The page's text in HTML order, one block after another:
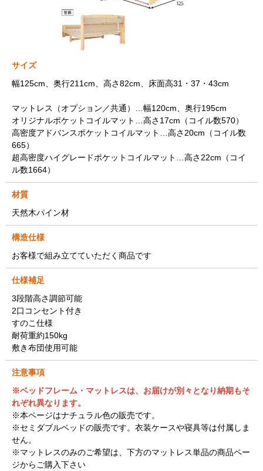
サイズ
幅125cm、奥行211cm、高さ82cm、床面高31・37・43cm
マットレス（オプション／共通）…幅120cm、奥行195cm
オリジナルポケットコイルマット…高さ17cm（コイル数570）
高密度アドバンスポケットコイルマット…高さ20cm（コイル数
665）
超高密度ハイグレードポケットコイルマット…高さ22cm（コイ
ル数1664）
材質
天然木パイン材
構造仕様
お客様で組み立てていただく商品です
仕様補足
3段階高さ調節可能
2口コンセント付き
すのこ仕様
耐荷重約150kg
敷き布団使用可能
注意事項
※ベッドフレーム・マットレスは、お届けが別々となり納期もそ
れぞれ異なります。
※本ページはナチュラル色の販売です。
※セミダブルベッドの販売です。衣装ケースや寝具等は付属しま
せん。
※マットレスのみのご希望は、下方のマットレス単品の商品ペー
ジからご購入下さい